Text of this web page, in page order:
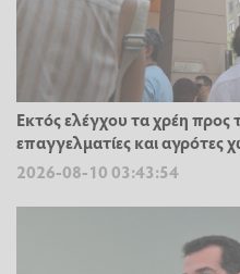
Εκτός ελέγχου τα χρέη
επαγγελματίες και αγρότες
2026-08-10 03:43:54